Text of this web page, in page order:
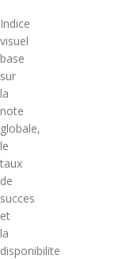
Indice
visuel
base
sur
la
note
globale,
le
taux
de
succes
et
la
disponibilite